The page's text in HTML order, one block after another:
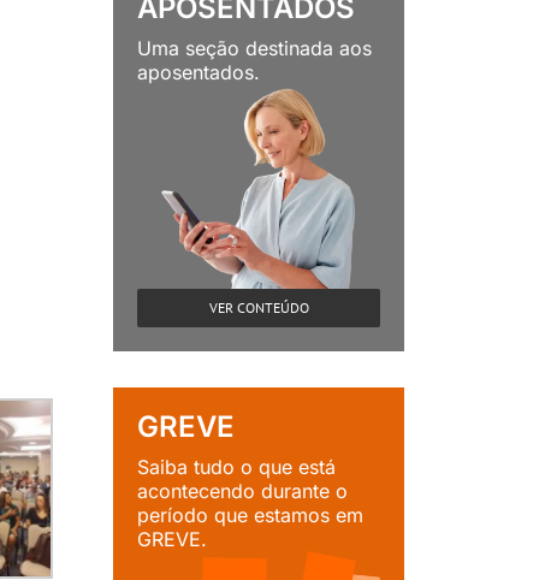
APOSENTADOS
Uma seção destinada aos
aposentados.
VER CONTEÚDO
GREVE
Saiba tudo o que está
acontecendo durante o
período que estamos em
GREVE.